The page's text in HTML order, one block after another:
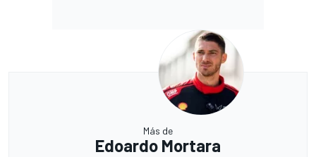
Más de
Edoardo Mortara